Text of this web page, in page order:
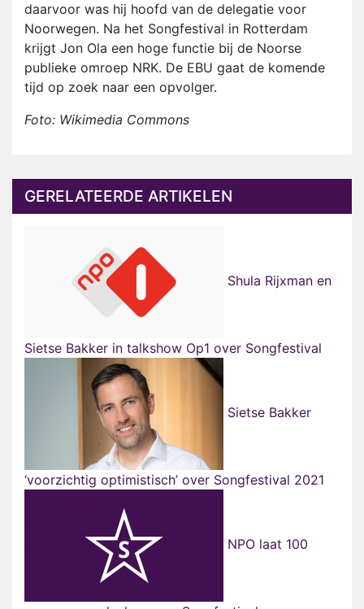
daarvoor was hij hoofd van de delegatie voor
Noorwegen. Na het Songfestival in Rotterdam
krijgt Jon Ola een hoge functie bij de Noorse
publieke omroep NRK. De EBU gaat de komende
tijd op zoek naar een opvolger.
Foto: Wikimedia Commons
GERELATEERDE ARTIKELEN
Shula Rijxman en
Sietse Bakker in talkshow Op1 over Songfestival
Sietse Bakker
‘voorzichtig optimistisch’ over Songfestival 2021
NPO laat 100